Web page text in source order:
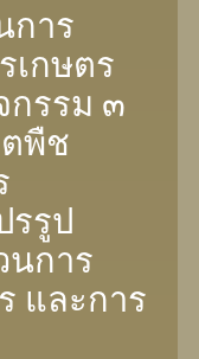
การ
เกษตร
กรรม ๓
ตพืช
รรูป
การ
และการ